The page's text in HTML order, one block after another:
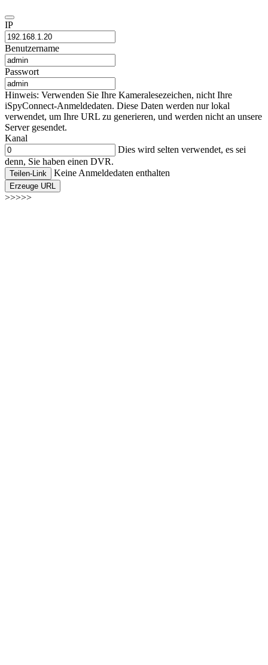
IP
Benutzername
Passwort
Hinweis: Verwenden Sie Ihre Kameralesezeichen, nicht Ihre
iSpyConnect-Anmeldedaten. Diese Daten werden nur lokal
verwendet, um Ihre URL zu generieren, und werden nicht an unsere
Server gesendet.
Kanal
Dies wird selten verwendet, es sei
denn, Sie haben einen DVR.
Teilen-Link Keine Anmeldedaten enthalten
Erzeuge URL
>>>>>